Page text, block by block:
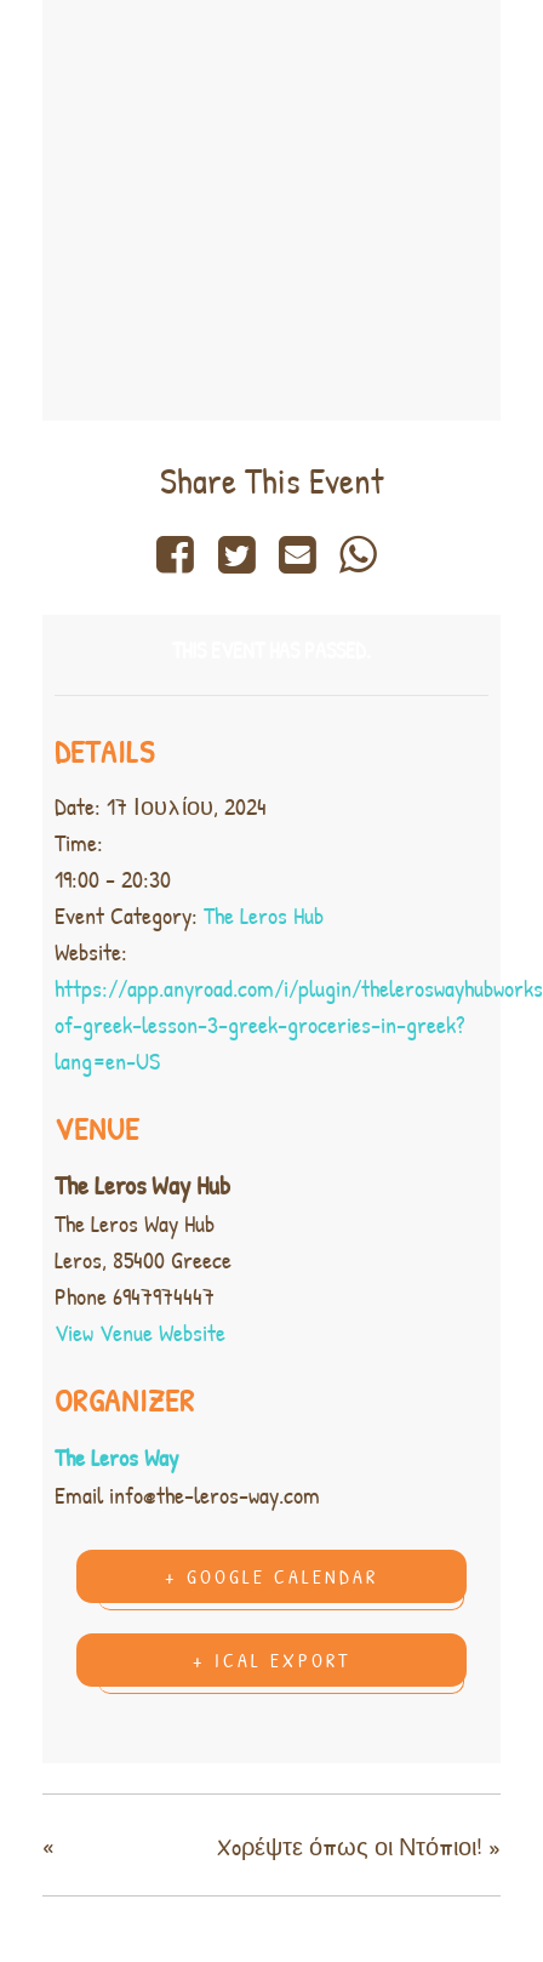
Share This Event
DETAILS
Date: 17 Ιουλίου, 2024
Time:
19:00 - 20:30
Event Category: The Leros Hub
Website:
https://app.anyroad.com/i/plugin/
of-greek-lesson-3-greek-groceries-in-greek?
lang=en-US
VENUE
The Leros Way Hub
The Leros Way Hub
Leros, 85400 Greece
Phone6947974447
View Venue Website
ORGANIZER
The Leros Way
Emailinfo@the-leros-way.com
+ GOOGLE CALENDAR
+ ICAL EXPORT
« Xoρέψτε όπως οι Ντόπιοι! »